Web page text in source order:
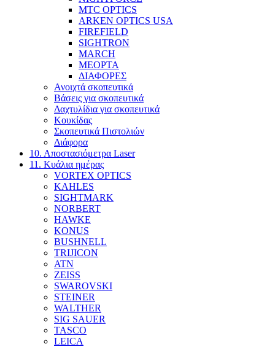
MTC OPTICS
ARKEN OPTICS USA
FIREFIELD
SIGHTRON
MARCH
MEOPTA
ΔΙΑΦΟΡΕΣ
Ανοιχτά σκοπευτικά
Βάσεις για σκοπευτικά
Δαχτυλίδια για σκοπευτικά
Κουκίδας
Σκοπευτικά Πιστολιών
Διάφορα
10. Αποστασιόμετρα Laser
11. Κυάλια ημέρας
VORTEX OPTICS
KAHLES
SIGHTMARK
NORBERT
HAWKE
KONUS
BUSHNELL
TRIJICON
ATN
ZEISS
SWAROVSKI
STEINER
WALTHER
SIG SAUER
TASCO
LEICA